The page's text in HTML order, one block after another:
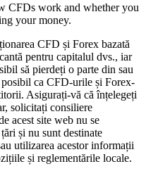
CFDs work and whether you
your money.
CFD și Forex bazată
pentru capitalul dvs., iar
să pierdeți o parte din sau
ca CFD-urile și Forex-
Asigurați-vă că înțelegeți
solicitați consiliere
acest site web nu se
și nu sunt destinate
utilizarea acestor informații
și reglementările locale.